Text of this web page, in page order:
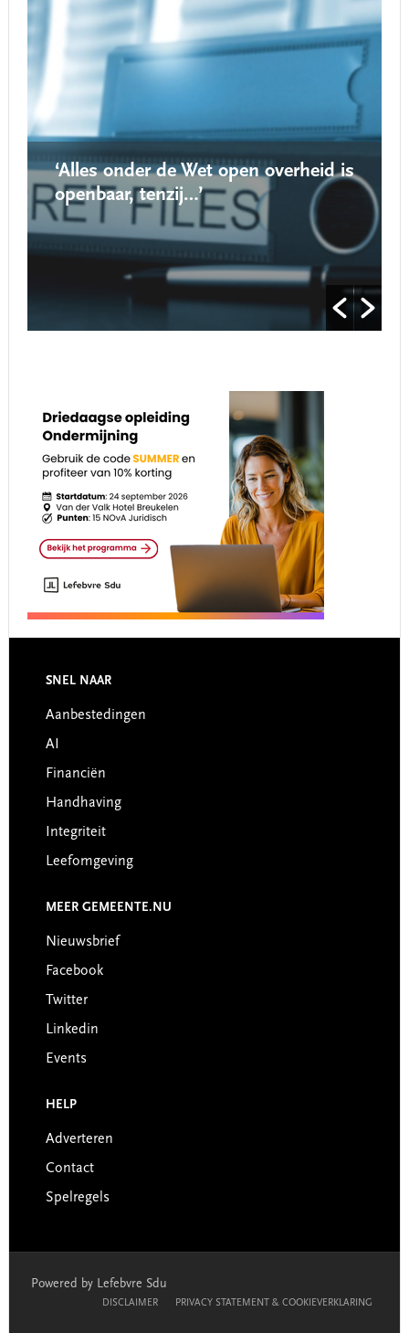
‘Alles onder de Wet open overheid is
openbaar, tenzij…’
Footer
SNEL NAAR
Aanbestedingen
AI
Financiën
Handhaving
Integriteit
Leefomgeving
MEER GEMEENTE.NU
Nieuwsbrief
Facebook
Twitter
Linkedin
Events
HELP
Adverteren
Contact
Spelregels
Powered by Lefebvre Sdu
DISCLAIMER PRIVACY STATEMENT & COOKIEVERKLARING